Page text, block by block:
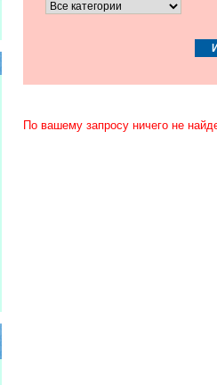
По вашему запросу ничего не